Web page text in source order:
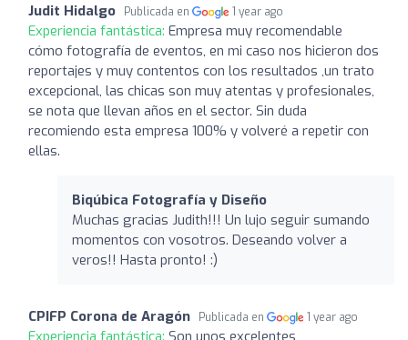
Judit Hidalgo Publicada en 1 year ago
Experiencia fantástica: Empresa muy recomendable
cómo fotografía de eventos, en mi caso nos hicieron dos
reportajes y muy contentos con los resultados ,un trato
excepcional, las chicas son muy atentas y profesionales,
se nota que llevan años en el sector. Sin duda
recomiendo esta empresa 100% y volveré a repetir con
ellas.
Biqúbica Fotografía y Diseño
Muchas gracias Judith!!! Un lujo seguir sumando
momentos con vosotros. Deseando volver a
veros!! Hasta pronto! :)
CPIFP Corona de Aragón Publicada en 1 year ago
Experiencia fantástica: Son unos excelentes